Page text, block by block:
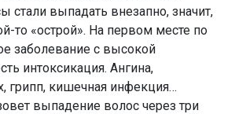
стали выпадать внезапно, значит,
то «острой». На первом месте по
заболевание с высокой
интоксикация. Ангина,
грипп, кишечная инфекция…
выпадение волос через три